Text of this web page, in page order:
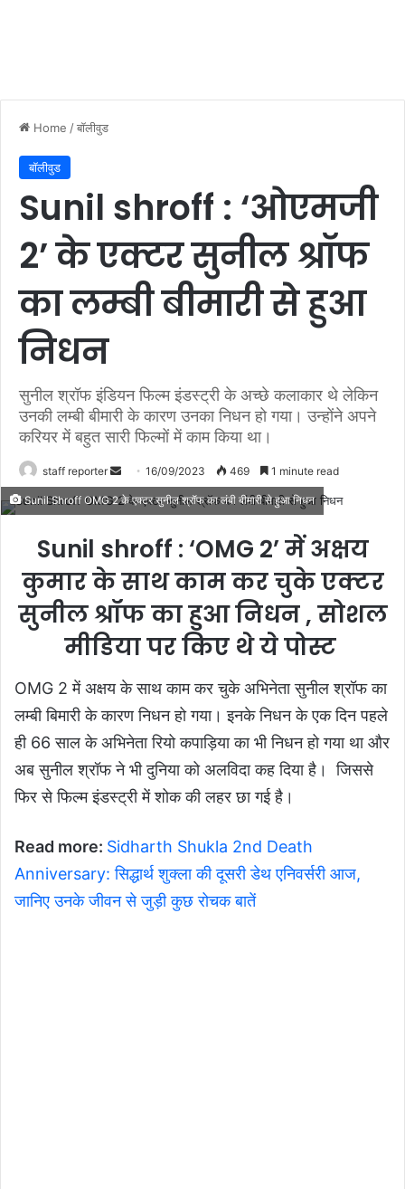
Home /बॉलीवुड
बॉलीवुड
Sunil shroff : ‘ओएमजी
2’ के एक्टर सुनील श्रॉफ
का लम्बी बीमारी से हुआ
निधन
सुनील श्रॉफ इंडियन फिल्म इंडस्ट्री के अच्छे कलाकार थे लेकिन
उनकी लम्बी बीमारी के कारण उनका निधन हो गया। उन्होंने अपने
करियर में बहुत सारी फिल्मों में काम किया था।
staff reporter
e
n
a
n
e
m
a
l
16/09/2023 469 1 minute read
Sunil Shroff OMG 2 के एक्टर सुनील श्रॉफ का लंबी बीमारी से हुआ निधन
Sunil shroff : ‘OMG 2’ में अक्षय
कुमार के साथ काम कर चुके एक्टर
सुनील श्रॉफ का हुआ निधन , सोशल
मीडिया पर किए थे ये पोस्ट
OMG 2 में अक्षय के साथ काम कर चुके अभिनेता सुनील श्रॉफ का
लम्बी बिमारी के कारण निधन हो गया। इनके निधन के एक दिन पहले
ही 66 साल के अभिनेता रियो कपाड़िया का भी निधन हो गया था और
अब सुनील श्रॉफ ने भी दुनिया को अलविदा कह दिया है। जिससे
फिर से फिल्म इंडस्ट्री में शोक की लहर छा गई है।
Read more: Sidharth Shukla 2nd Death
Anniversary: सिद्धार्थ शुक्ला की दूसरी डेथ एनिवर्सरी आज,
जानिए उनके जीवन से जुड़ी कुछ रोचक बातें